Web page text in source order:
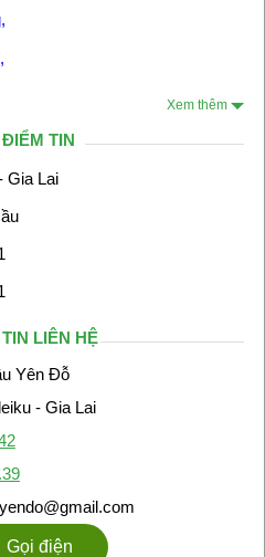
,
,
Xem thêm
TIN
Gia Lai
LIÊN HỆ
Yên Đỗ
- Gia Lai
Gọi điện